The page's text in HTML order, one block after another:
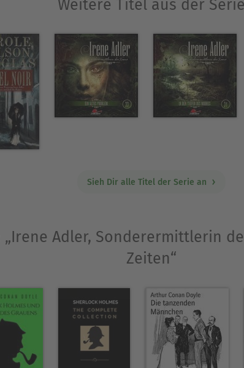
Weitere Titel aus der Serie
Sieh Dir alle Titel der Serie an
Adler, Sonderermittlerin
Zeiten“